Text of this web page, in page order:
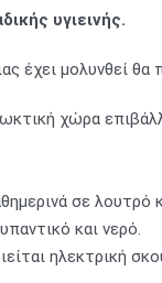
υγιεινής.
έχει μολυνθεί
χώρα
σε
και νερό.
ηλεκτρική